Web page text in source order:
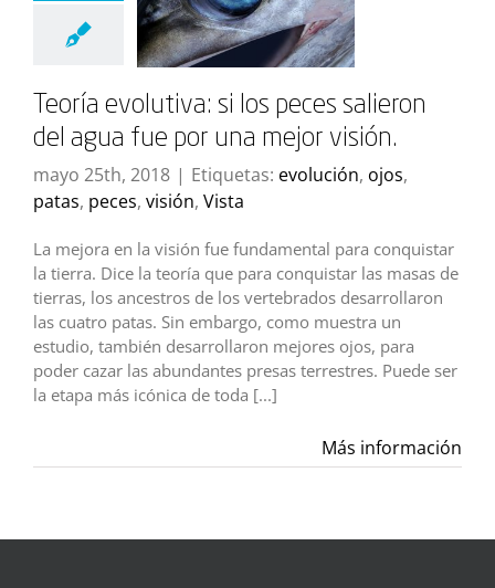
Teoría evolutiva: si los peces salieron
del agua fue por una mejor visión.
mayo 25th, 2018 | Etiquetas: evolución, ojos,
patas, peces, visión, Vista
La mejora en la visión fue fundamental para conquistar
la tierra. Dice la teoría que para conquistar las masas de
tierras, los ancestros de los vertebrados desarrollaron
las cuatro patas. Sin embargo, como muestra un
estudio, también desarrollaron mejores ojos, para
poder cazar las abundantes presas terrestres. Puede ser
la etapa más icónica de toda [...]
Más información